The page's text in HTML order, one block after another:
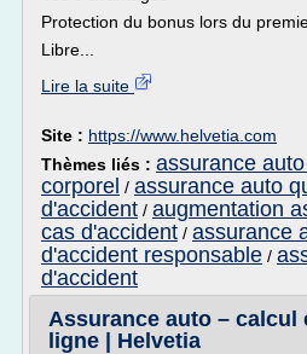
Protection du bonus lors du
Libre...
Lire la suite
Site : https://www.helvetia.com
Thèmes liés : assurance
corporel / assurance auto
d'accident / augmentation
cas d'accident / assurance
d'accident responsable /
d'accident
Assurance auto – calcul
ligne | Helvetia